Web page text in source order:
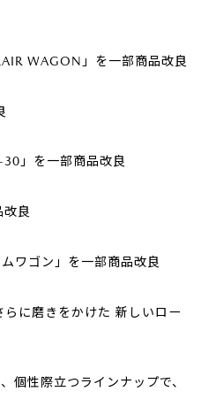
WAGON」を一部商品改良
」を一部商品改良
改良
ワゴン」を一部商品改良
に磨きをかけた 新しいロー
個性際立つラインナップで、